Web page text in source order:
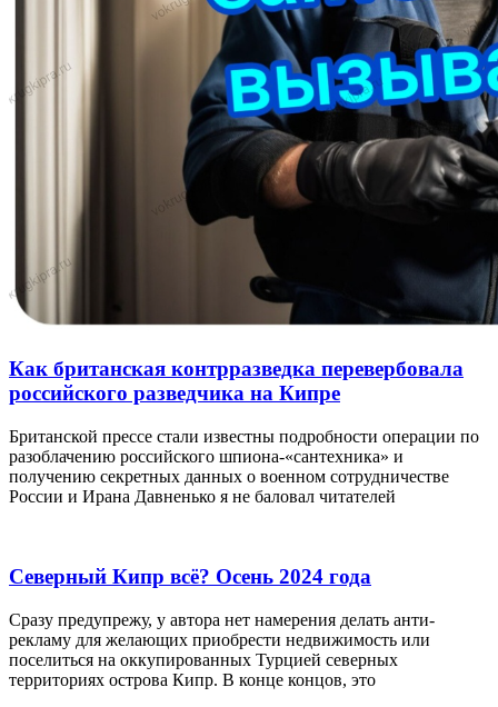
Как британская контрразведка перевербовала
российского разведчика на Кипре
Британской прессе стали известны подробности операции по
разоблачению российского шпиона-«сантехника» и
получению секретных данных о военном сотрудничестве
России и Ирана Давненько я не баловал читателей
Северный Кипр всё? Осень 2024 года
Сразу предупрежу, у автора нет намерения делать анти-
рекламу для желающих приобрести недвижимость или
поселиться на оккупированных Турцией северных
территориях острова Кипр. В конце концов, это